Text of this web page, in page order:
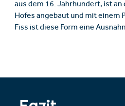
aus dem 16. Jahrhundert, ist an
Hofes angebaut und mit einem
Fiss ist diese Form eine